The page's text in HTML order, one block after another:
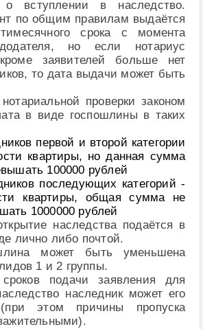
о вступлении в наследство.
по общим правилам выдаётся
срока с момента
но если нотариус
заявителей больше нет
то дата выдачи может быть
проверки законом
в виде госпошлины в таких
первой и второй категории
квартиры, но данная сумма
100000 рублей
последующих категорий -
квартиры, общая сумма не
1000000 рублей
наследства подаётся в
лично либо почтой.
может быть уменьшена
1 и 2 группы.
подачи заявления для
наследник может его
(при этом причины пропуска